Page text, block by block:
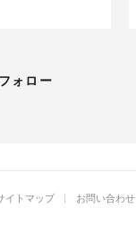
ォロー
イトマップ お問い合わせ